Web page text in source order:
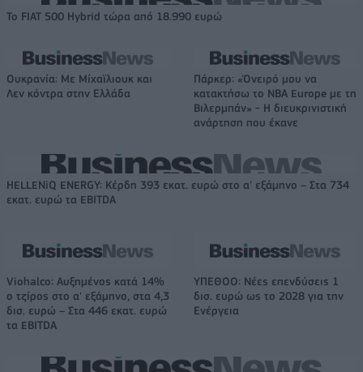
Το FIAT 500 Hybrid τώρα από 18.990 ευρώ
Ουκρανία: Με Μίχαϊλιουκ και
Λεν κόντρα στην Ελλάδα
Πάρκερ: «Όνειρό μου να
κατακτήσω το ΝΒΑ Europe με τη
Βιλερμπάν» - Η διευκρινιστική
ανάρτηση που έκανε
HELLENiQ ENERGY: Κέρδη 393 εκατ. ευρώ στο α' εξάμηνο – Στα 734
εκατ. ευρώ τα EBITDA
Viohalco: Αυξημένος κατά 14%
ο τζίρος στο α' εξάμηνο, στα 4,3
δισ. ευρώ – Στα 446 εκατ. ευρώ
τα EBITDA
ΥΠΕΘΟΟ: Νέες επενδύσεις 1
δισ. ευρώ ως το 2028 για την
Ενέργεια